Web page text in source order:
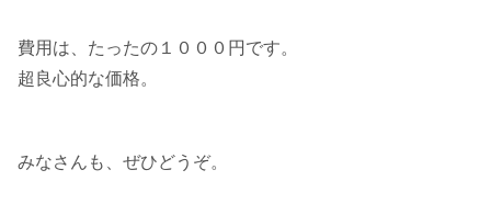
費用は、たったの１０００円です。
超良心的な価格。
みなさんも、ぜひどうぞ。